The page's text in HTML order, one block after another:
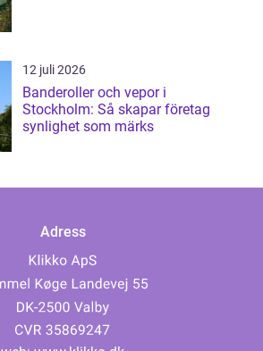
12 juli 2026
Banderoller och vepor i
Stockholm: Så skapar företag
synlighet som märks
Adress